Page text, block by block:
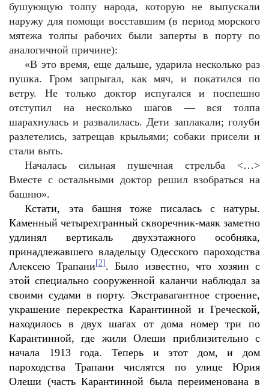
бушующую толпу народа, которую не выпускали
наружу для помощи восставшим (в период морского
мятежа толпы рабочих были заперты в порту по
аналогичной причине):
«В это время, еще дальше, ударила несколько раз
пушка. Гром запрыгал, как мяч, и покатился по
ветру. Не только доктор испугался и поспешно
отступил на несколько шагов — вся толпа
шарахнулась и развалилась. Дети заплакали; голуби
разлетелись, затрещав крыльями; собаки присели и
стали выть.
Началась сильная пушечная стрельба <…>
Вместе с остальными доктор решил взобраться на
башню».
Кстати, эта башня тоже писалась с натуры.
Каменный четырехгранный скворечник-маяк заметно
удлинял вертикаль двухэтажного особняка,
принадлежавшего владельцу Одесского пароходства
Алексею Трапани [2]. Было известно, что хозяин с
этой специально сооруженной каланчи наблюдал за
своими судами в порту. Экстравагантное строение,
украшение перекрестка Карантинной и Греческой,
находилось в двух шагах от дома номер три по
Карантинной, где жили Олеши приблизительно с
начала 1913 года. Теперь и этот дом, и дом
пароходства Трапани числятся по улице Юрия
Олеши (часть Карантинной была переименована в